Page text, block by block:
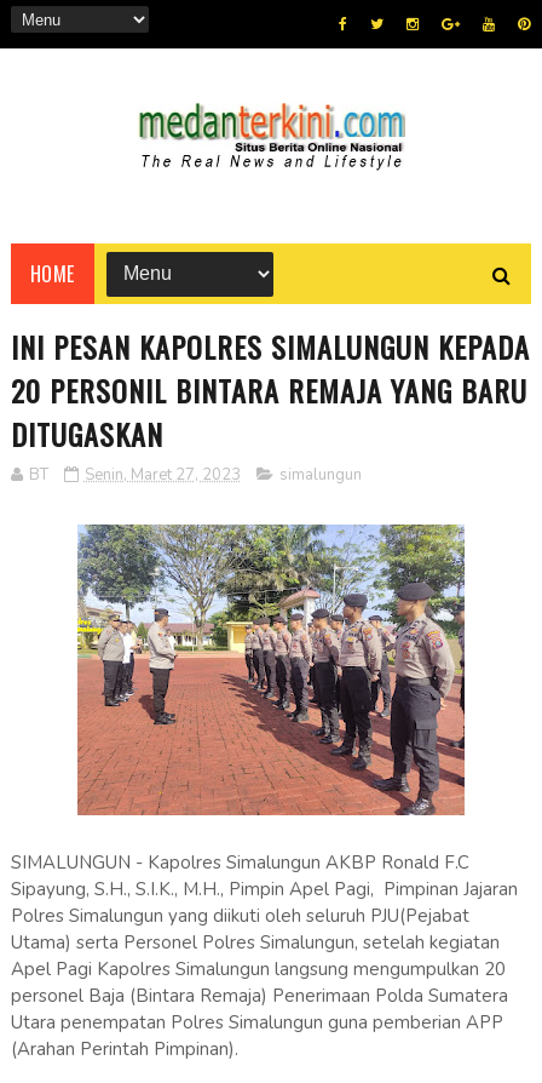
HOME
INI PESAN KAPOLRES SIMALUNGUN KEPADA
20 PERSONIL BINTARA REMAJA YANG BARU
DITUGASKAN
BT Senin, Maret 27, 2023 simalungun
SIMALUNGUN - Kapolres Simalungun AKBP Ronald F.C
Sipayung, S.H., S.I.K., M.H., Pimpin Apel Pagi, Pimpinan Jajaran
Polres Simalungun yang diikuti oleh seluruh PJU(Pejabat
Utama) serta Personel Polres Simalungun, setelah kegiatan
Apel Pagi Kapolres Simalungun langsung mengumpulkan 20
personel Baja (Bintara Remaja) Penerimaan Polda Sumatera
Utara penempatan Polres Simalungun guna pemberian APP
(Arahan Perintah Pimpinan).